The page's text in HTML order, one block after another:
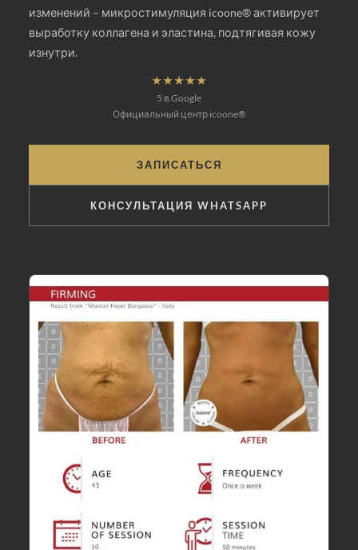
изменений – микростимуляция icoone® активирует
выработку коллагена и эластина, подтягивая кожу
изнутри.
★★★★★
5 в Google
Официальный центр icoone®
ЗАПИСАТЬСЯ
КОНСУЛЬТАЦИЯ WHATSAPP